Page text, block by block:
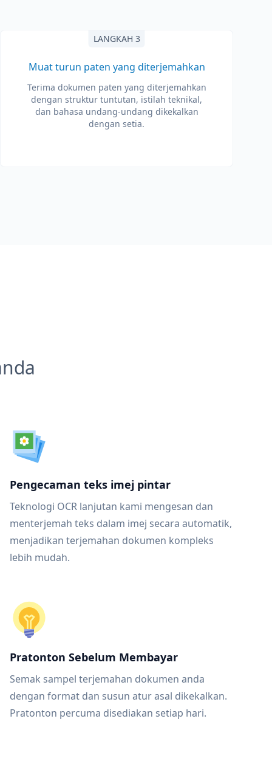
LANGKAH 3
Muat turun paten yang diterjemahkan
Terima dokumen paten yang diterjemahkan
dengan struktur tuntutan, istilah teknikal,
dan bahasa undang-undang dikekalkan
dengan setia.
Pengecaman teks imej pintar
Teknologi OCR lanjutan kami mengesan dan
menterjemah teks dalam imej secara automatik,
menjadikan terjemahan dokumen kompleks
lebih mudah.
Pratonton Sebelum Membayar
Semak sampel terjemahan dokumen anda
dengan format dan susun atur asal dikekalkan.
Pratonton percuma disediakan setiap hari.